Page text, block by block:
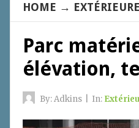
HOME → EXTÉRIEURE
Parc
élévation,
By:Adkins In: